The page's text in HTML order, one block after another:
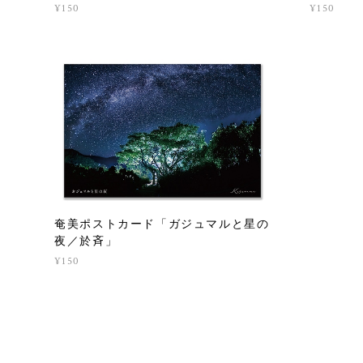
¥150 ¥150
奄美ポストカード「ガジュマルと星の
夜／於斉」
¥150